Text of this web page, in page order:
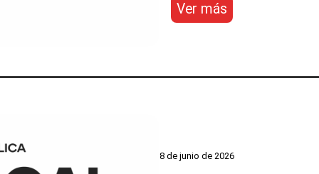
Ver más
SLEP
8 de junio de 2026